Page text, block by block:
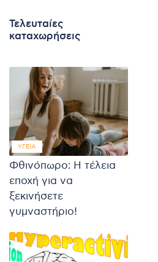
Τελευταίες
καταχωρήσεις
ΥΓΕΊΑ
Φθινόπωρο: Η τέλεια
εποχή για να
ξεκινήσετε
γυμναστήριο!